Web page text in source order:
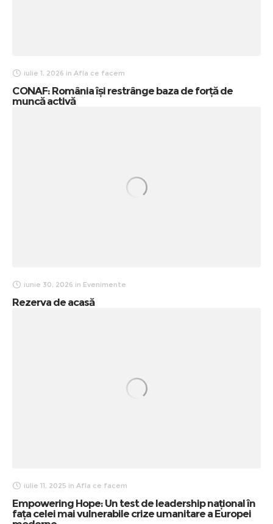
iulie 1, 2026 in Afla ce facem
CONAF: România își restrânge baza de forță de
muncă activă
iunie 30, 2026 in Evenimente
Rezerva de acasă
iulie 11, 2025 in Afla ce facem
Empowering Hope: Un test de leadership național în
fața celei mai vulnerabile crize umanitare a Europei